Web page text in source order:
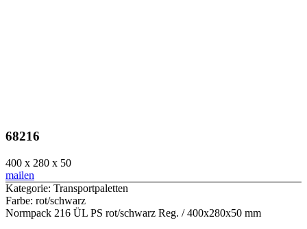
68216
400 x 280 x 50
mailen
Kategorie: Transportpaletten
Farbe: rot/schwarz
Normpack 216 ÜL PS rot/schwarz Reg. / 400x280x50 mm